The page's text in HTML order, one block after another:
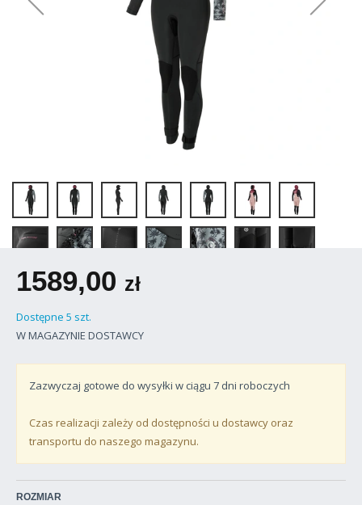
1589,00 zł
Dostępne 5 szt.
W MAGAZYNIE DOSTAWCY
Zazwyczaj gotowe do wysyłki w ciągu 7 dni roboczych
Czas realizacji zależy od dostępności u dostawcy oraz
transportu do naszego magazynu.
ROZMIAR